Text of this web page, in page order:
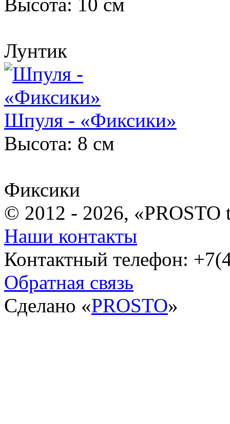
Лунтик
Шпуля - «Фиксики»
Высота: 8 см
Фиксики
© 2012 - 2026, «PROSTO
Наши контакты
Контактный телефон:
Обратная связь
Сделано «PROSTO»